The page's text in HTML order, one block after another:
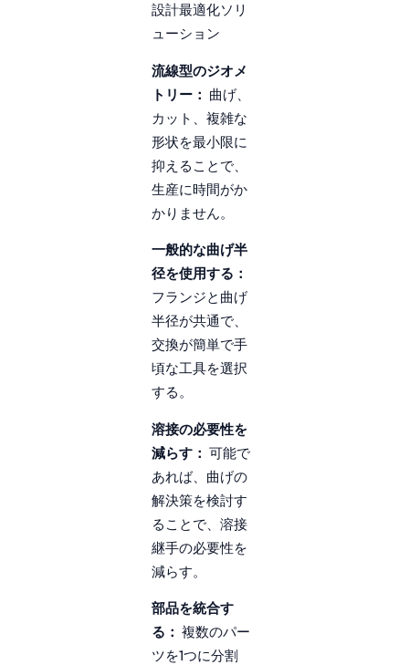
設計最適化ソリ
ューション
流線型のジオメ
トリー： 曲げ、
カット、複雑な
形状を最小限に
抑えることで、
生産に時間がか
かりません。
一般的な曲げ半
径を使用する：
フランジと曲げ
半径が共通で、
交換が簡単で手
頃な工具を選択
する。
溶接の必要性を
減らす： 可能で
あれば、曲げの
解決策を検討す
ることで、溶接
継手の必要性を
減らす。
部品を統合す
る： 複数のパー
ツを1つに分割